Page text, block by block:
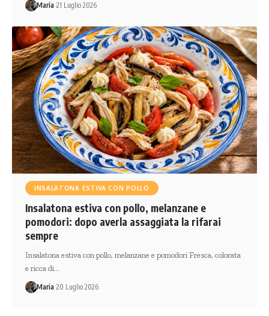
Maria 21 Luglio 2026
INSALATONA ESTIVA CON POLLO
Insalatona estiva con pollo, melanzane e
pomodori: dopo averla assaggiata la rifarai
sempre
Insalatona estiva con pollo, melanzane e pomodori Fresca, colorata
e ricca di…
Maria 20 Luglio 2026